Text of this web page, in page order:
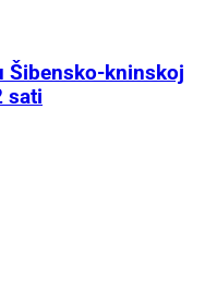
Šibensko-kninskoj
sati